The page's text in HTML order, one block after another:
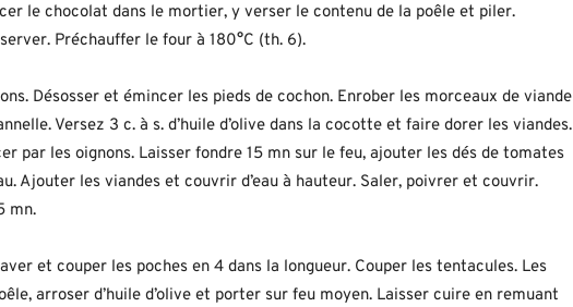
le chocolat dans le mortier, y verser le contenu de la poêle et piler.
Préchauffer le four à 180°C (th. 6).
Désosser et émincer les pieds de cochon. Enrober les morceaux de viande
Versez 3 c. à s. d’huile d’olive dans la cocotte et faire dorer les viandes.
par les oignons. Laisser fondre 15 mn sur le feu, ajouter les dés de tomates
Ajouter les viandes et couvrir d’eau à hauteur. Saler, poivrer et couvrir.
mn.
et couper les poches en 4 dans la longueur. Couper les tentacules. Les
arroser d’huile d’olive et porter sur feu moyen. Laisser cuire en remuant